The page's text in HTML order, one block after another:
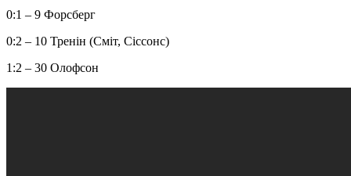
0:1 – 9 Форсберг
0:2 – 10 Тренін (Сміт, Сіссонс)
1:2 – 30 Олофсон